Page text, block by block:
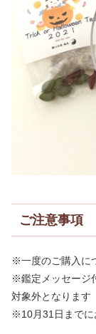
ご注意事項
※一度のご購入に
※鑑定メッセージ
対象外となります
※10月31日までに